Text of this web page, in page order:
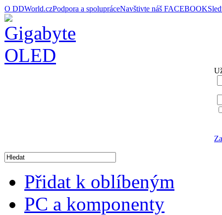
O DDWorld.czPodpora a spolupráceNavštivte náš FACEBOOK
Přidat k oblíbeným
PC a komponenty